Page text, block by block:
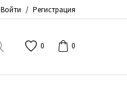
Войти / Регистрация
0 0